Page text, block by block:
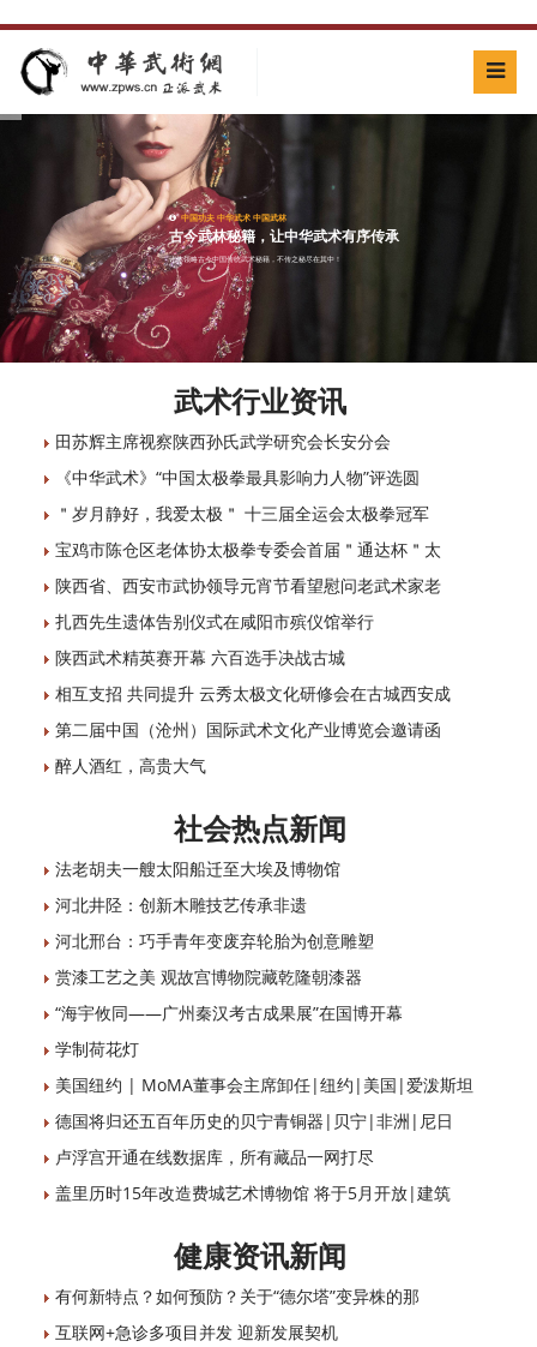
让中国武术文化走向世界
中国功夫 中华武术 中国武林
古今武林秘籍，让中华武术有序传承
让你领略古今中国传统武术秘籍，不传之秘尽在其中！
武术行业资讯
田苏辉主席视察陕西孙氏武学研究会长安分会
《中华武术》“中国太极拳最具影响力人物”评选圆
＂岁月静好，我爱太极＂ 十三届全运会太极拳冠军
宝鸡市陈仓区老体协太极拳专委会首届＂通达杯＂太
陕西省、西安市武协领导元宵节看望慰问老武术家老
扎西先生遗体告别仪式在咸阳市殡仪馆举行
陕西武术精英赛开幕 六百选手决战古城
相互支招 共同提升 云秀太极文化研修会在古城西安成
第二届中国（沧州）国际武术文化产业博览会邀请函
醉人酒红，高贵大气
社会热点新闻
法老胡夫一艘太阳船迁至大埃及博物馆
河北井陉：创新木雕技艺传承非遗
河北邢台：巧手青年变废弃轮胎为创意雕塑
赏漆工艺之美 观故宫博物院藏乾隆朝漆器
“海宇攸同——广州秦汉考古成果展”在国博开幕
学制荷花灯
美国纽约 | MoMA董事会主席卸任|纽约|美国|爱泼斯坦
德国将归还五百年历史的贝宁青铜器|贝宁|非洲|尼日
卢浮宫开通在线数据库，所有藏品一网打尽
盖里历时15年改造费城艺术博物馆 将于5月开放|建筑
健康资讯新闻
有何新特点？如何预防？关于“德尔塔”变异株的那
互联网+急诊多项目并发 迎新发展契机